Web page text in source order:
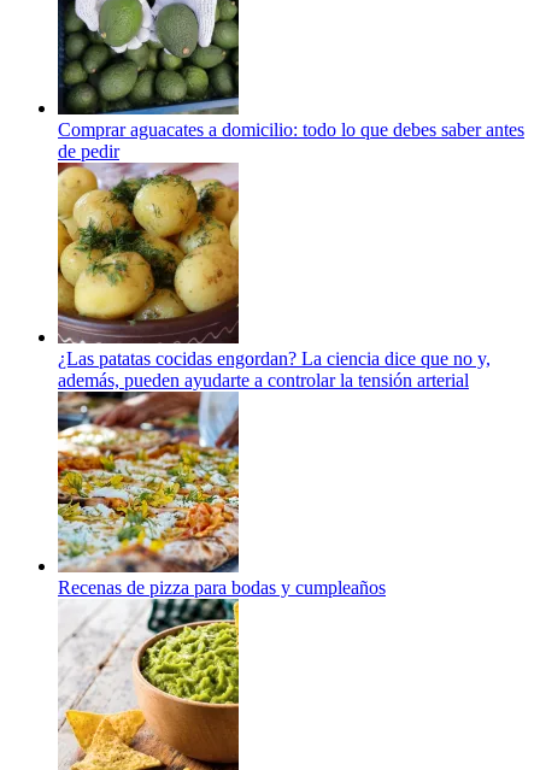
Comprar aguacates a domicilio: todo lo que debes saber antes
de pedir
¿Las patatas cocidas engordan? La ciencia dice que no y,
además, pueden ayudarte a controlar la tensión arterial
Recenas de pizza para bodas y cumpleaños